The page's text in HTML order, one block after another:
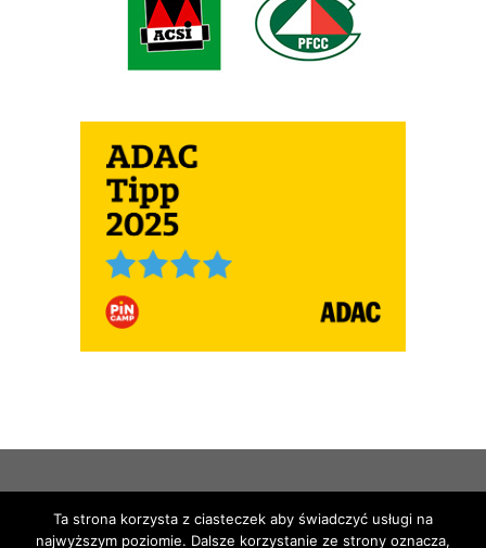
Camping Biały Dom | Design by:
Ta strona korzysta z ciasteczek aby świadczyć usługi na
najwyższym poziomie. Dalsze korzystanie ze strony oznacza,